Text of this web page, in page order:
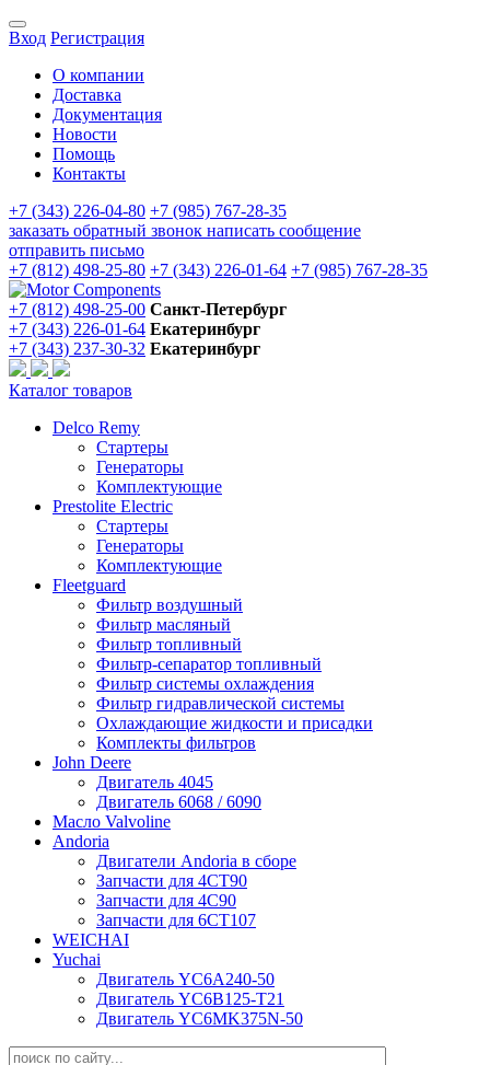
Вход Регистрация
О компании
Доставка
Документация
Новости
Помощь
Контакты
+7 (343) 226-04-80 +7 (985) 767-28-35
заказать обратный звонок написать сообщение
отправить письмо
+7 (812) 498-25-80 +7 (343) 226-01-64 +7 (985) 767-28-35
+7 (812) 498-25-00 Санкт-Петербург
+7 (343) 226-01-64 Екатеринбург
+7 (343) 237-30-32 Екатеринбург
Каталог товаров
Delco Remy
Стартеры
Генераторы
Комплектующие
Prestolite Electric
Стартеры
Генераторы
Комплектующие
Fleetguard
Фильтр воздушный
Фильтр масляный
Фильтр топливный
Фильтр-сепаратор топливный
Фильтр системы охлаждения
Фильтр гидравлической системы
Охлаждающие жидкости и присадки
Комплекты фильтров
John Deere
Двигатель 4045
Двигатель 6068 / 6090
Масло Valvoline
Andoria
Двигатели Andoria в сборе
Запчасти для 4CT90
Запчасти для 4С90
Запчасти для 6CT107
WEICHAI
Yuchai
Двигатель YC6A240-50
Двигатель YC6B125-T21
Двигатель YC6MK375N-50